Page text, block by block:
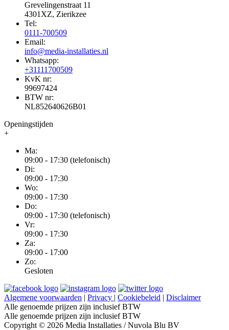
Grevelingenstraat 11
4301XZ, Zierikzee
Tel:
0111-700509
Email:
info@media-installaties.nl
Whatsapp:
+31111700509
KvK nr:
99697424
BTW nr:
NL852640626B01
Openingstijden
+
Ma:
09:00 - 17:30 (telefonisch)
Di:
09:00 - 17:30
Wo:
09:00 - 17:30
Do:
09:00 - 17:30 (telefonisch)
Vr:
09:00 - 17:30
Za:
09:00 - 17:00
Zo:
Gesloten
Algemene voorwaarden | Privacy | Cookiebeleid | Disclaimer
Alle genoemde prijzen zijn inclusief BTW
Alle genoemde prijzen zijn inclusief BTW
Copyright © 2026 Media Installaties / Nuvola Blu BV